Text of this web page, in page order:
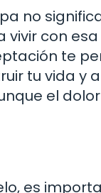
no
con
te
tu vida y
el
es